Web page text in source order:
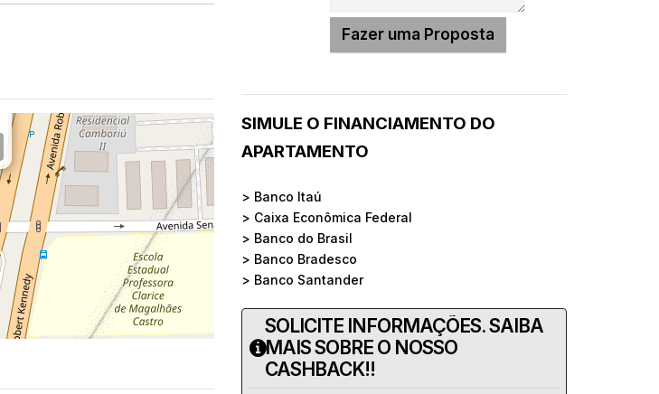
SIMULE O FINANCIAMENTO DO
APARTAMENTO
> Banco Itaú
> Caixa Econômica Federal
> Banco do Brasil
> Banco Bradesco
> Banco Santander
SOLICITE INFORMAÇÕES. SAIBA
MAIS SOBRE O NOSSO
CASHBACK!!